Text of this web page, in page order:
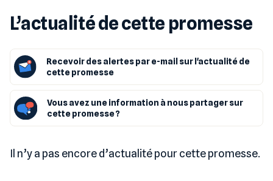
L’actualité de cette promesse
Recevoir des alertes par e-mail sur l'actualité de
cette promesse
Vous avez une information à nous partager sur
cette promesse ?
Il n’y a pas encore d’actualité pour cette promesse.